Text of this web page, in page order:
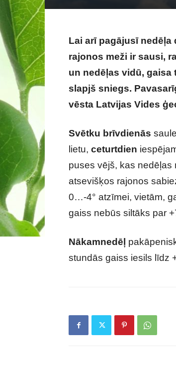
Lai arī pagājusī
rajonos meži ir sausi,
un nedēļas vidū, gaisa
slapjš sniegs.
vēsta Latvijas Vides
Svētku brīvdienās
lietu, ceturtdien
puses vējš, kas nedēļas
atsevišķos rajonos
0…-4° atzīmei, vietām,
gaiss nebūs siltāks par
Nākamnedēļ
stundās gaiss iesils līdz